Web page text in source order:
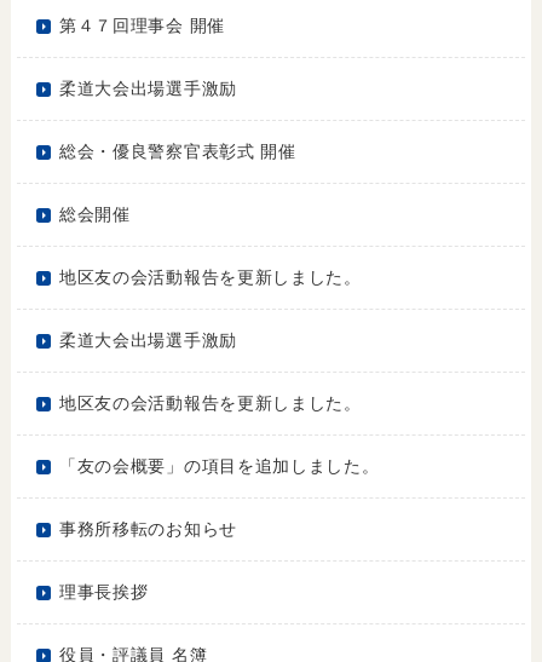
第４７回理事会 開催
柔道大会出場選手激励
総会・優良警察官表彰式 開催
総会開催
地区友の会活動報告を更新しました。
柔道大会出場選手激励
地区友の会活動報告を更新しました。
「友の会概要」の項目を追加しました。
事務所移転のお知らせ
理事長挨拶
役員・評議員 名簿